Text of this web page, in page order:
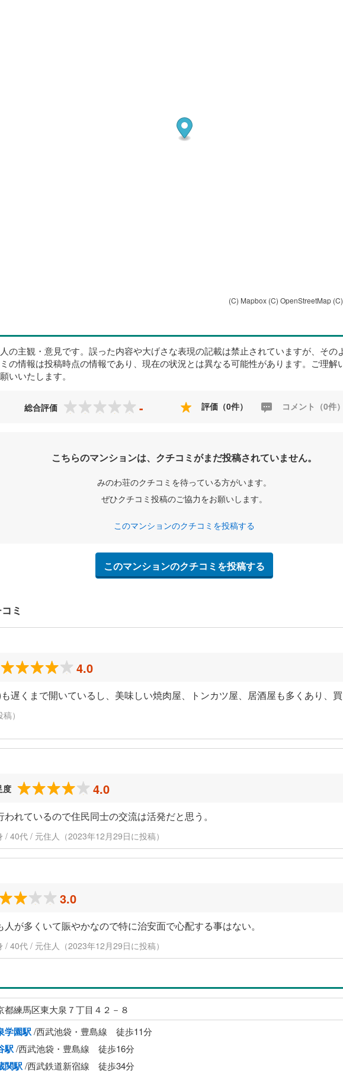
(C) Mapbox (C) OpenStreetMap
の主観・意見です。誤った内容や大げさな表現の記載は禁止されていますが、その
の情報は投稿時点の情報であり、現在の状況とは異なる可能性があります。ご理解
いいたします。
総合評価 - 評価（0件） コメント（0件）
こちらのマンションは、クチコミがまだ投稿されていません。
みのわ荘のクチコミを待っている方がいます。
ぜひクチコミ投稿のご協力をお願いします。
このマンションのクチコミを投稿する
このマンションのクチコミを投稿する
ミ
4.0
遅くまで開いているし、美味しい焼肉屋、トンカツ屋、居酒屋も多くあり、買
）
度 4.0
れているので住民同士の交流は活発だと思う。
/ 40代 / 元住人（2023年12月29日に投稿）
3.0
が多くいて賑やかなので特に治安面で心配する事はない。
/ 40代 / 元住人（2023年12月29日に投稿）
都練馬区東大泉７丁目４２－８
学園駅/西武池袋・豊島線 徒歩11分
駅/西武池袋・豊島線 徒歩16分
関駅/西武鉄道新宿線 徒歩34分